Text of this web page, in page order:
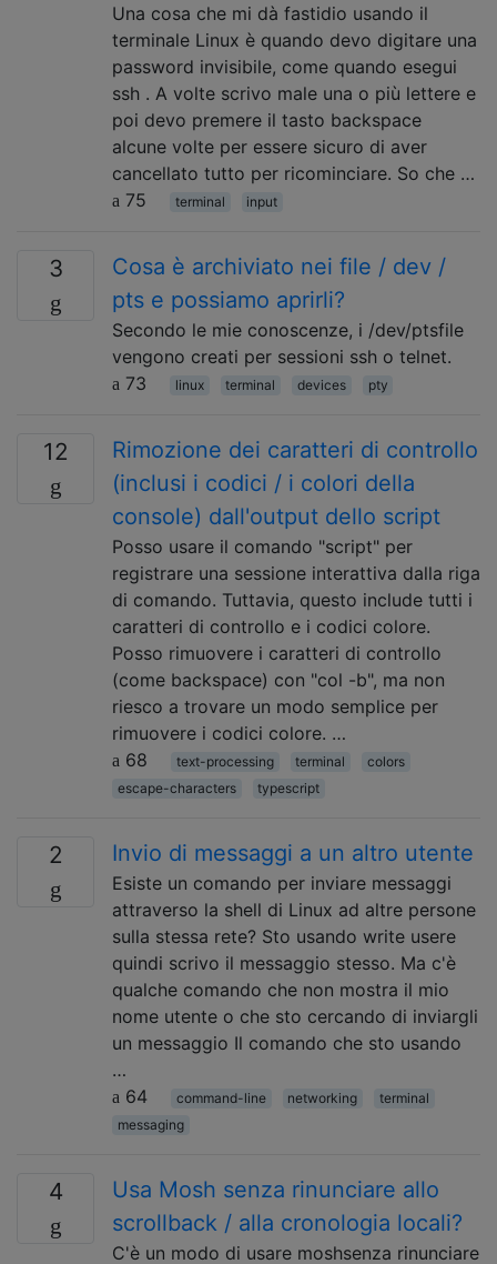
Una cosa che mi dà fastidio usando il
terminale Linux è quando devo digitare una
password invisibile, come quando esegui
ssh . A volte scrivo male una o più lettere e
poi devo premere il tasto backspace
alcune volte per essere sicuro di aver
cancellato tutto per ricominciare. So che …
75
terminal input
3
Cosa è archiviato nei file / dev /
pts e possiamo aprirli?
Secondo le mie conoscenze, i /dev/ptsfile
vengono creati per sessioni ssh o telnet.
73
linux terminal devices pty
12
Rimozione dei caratteri di controllo
(inclusi i codici / i colori della
console) dall'output dello script
Posso usare il comando "script" per
registrare una sessione interattiva dalla riga
di comando. Tuttavia, questo include tutti i
caratteri di controllo e i codici colore.
Posso rimuovere i caratteri di controllo
(come backspace) con "col -b", ma non
riesco a trovare un modo semplice per
rimuovere i codici colore. …
68
text-processing terminal
colors
escape-characters
typescript
2 Invio di messaggi a un altro utente
Esiste un comando per inviare messaggi
attraverso la shell di Linux ad altre persone
sulla stessa rete? Sto usando write usere
quindi scrivo il messaggio stesso. Ma c'è
qualche comando che non mostra il mio
nome utente o che sto cercando di inviargli
un messaggio Il comando che sto usando
…
64
command-line networking
terminal
messaging
4
Usa Mosh senza rinunciare allo
scrollback / alla cronologia locali?
C'è un modo di usare moshsenza rinunciare